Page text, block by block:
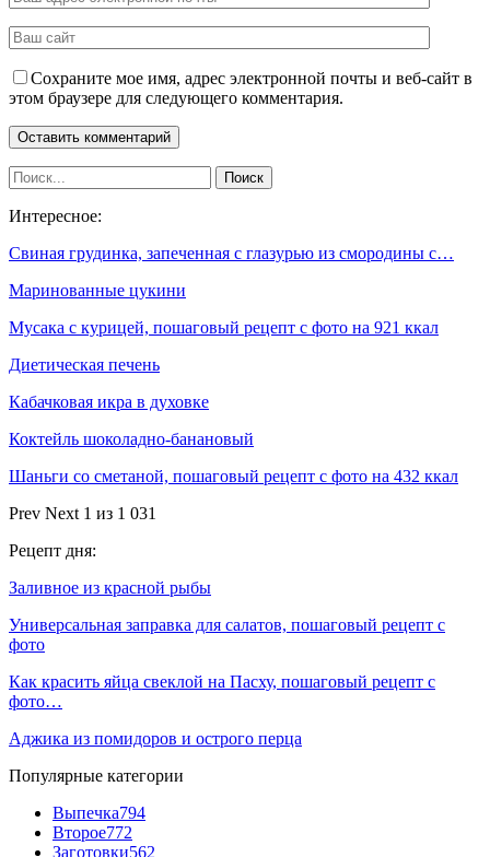
Сохраните мое имя, адрес электронной почты и веб-сайт в
этом браузере для следующего комментария.
Интересное:
Свиная грудинка, запеченная с глазурью из смородины с…
Маринованные цукини
Мусака с курицей, пошаговый рецепт с фото на 921 ккал
Диетическая печень
Кабачковая икра в духовке
Коктейль шоколадно-банановый
Шаньги со сметаной, пошаговый рецепт с фото на 432 ккал
Prev Next 1 из 1 031
Рецепт дня:
Заливное из красной рыбы
Универсальная заправка для салатов, пошаговый рецепт с
фото
Как красить яйца свеклой на Пасху, пошаговый рецепт с
фото…
Аджика из помидоров и острого перца
Популярные категории
Выпечка794
Второе772
Заготовки562